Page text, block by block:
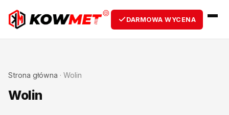
DARMOWA WYCENA
Strona główna · Wolin
Wolin